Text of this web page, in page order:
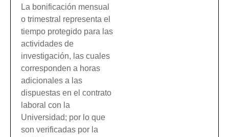
La bonificación mensual
o trimestral representa el
tiempo protegido para las
actividades de
investigación, las cuales
corresponden a horas
adicionales a las
dispuestas en el contrato
laboral con la
Universidad; por lo que
son verificadas por la